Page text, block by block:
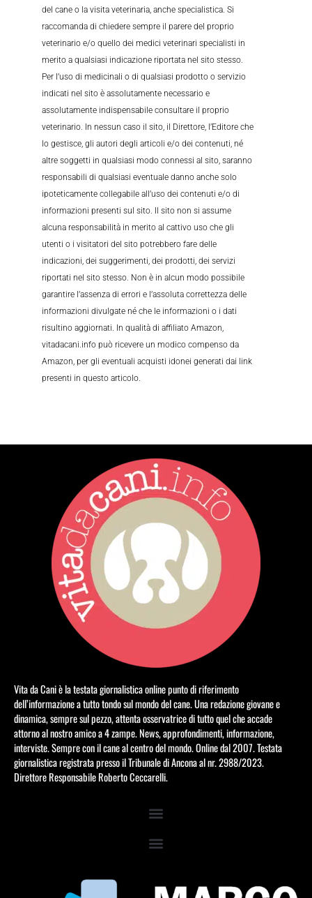
del cane o la visita veterinaria, anche specialistica. Si
raccomanda di chiedere sempre il parere del proprio
veterinario e/o quello dei medici veterinari specialisti in
merito a qualsiasi indicazione riportata nel sito stesso.
Per l’uso di medicinali o di qualsiasi prodotto o servizio
indicati nel sito è assolutamente necessario e
assolutamente indispensabile consultare il proprio
veterinario. In nessun caso il sito, il Direttore, l’Editore che
lo gestisce, gli autori degli articoli e/o dei contenuti, né
altre soggetti in qualsiasi modo connessi al sito, saranno
responsabili di qualsiasi eventuale danno anche solo
ipoteticamente collegabile all’uso dei contenuti e/o di
informazioni presenti sul sito. Il sito non si assume
alcuna responsabilità in merito al cattivo uso che gli
utenti o i visitatori del sito potrebbero fare delle
indicazioni, dei suggerimenti, dei prodotti, dei servizi
riportati nel sito stesso. Non è in alcun modo possibile
garantire l’assenza di errori e l’assoluta correttezza delle
informazioni divulgate né che le informazioni o i dati
risultino aggiornati. In qualità di affiliato Amazon,
vitadacani.info può ricevere un modico compenso da
Amazon, per gli eventuali acquisti idonei generati dai link
presenti in questo articolo.
Vita da Cani è la testata giornalistica online punto di riferimento
dell’informazione a tutto tondo sul mondo del cane. Una redazione giovane e
dinamica, sempre sul pezzo, attenta osservatrice di tutto quel che accade
attorno al nostro amico a 4 zampe. News, approfondimenti, informazione,
interviste. Sempre con il cane al centro del mondo. Online dal 2007. Testata
giornalistica registrata presso il Tribunale di Ancona al nr. 2988/2023.
Direttore Responsabile Roberto Ceccarelli.